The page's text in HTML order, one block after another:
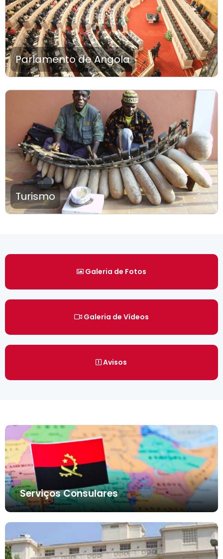
Parlamento de Angola
Turismo
Galeria de Fotos
Galeria de Vídeos
Avisos
Serviços Consulares